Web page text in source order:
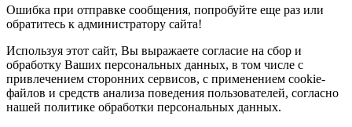
Ошибка при отправке сообщения, попробуйте еще раз или
обратитесь к администратору сайта!
Используя этот сайт, Вы выражаете согласие на сбор и
обработку Ваших персональных данных, в том числе с
привлечением сторонних сервисов, с применением cookie-
файлов и средств анализа поведения пользователей, согласно
нашей политике обработки персональных данных.